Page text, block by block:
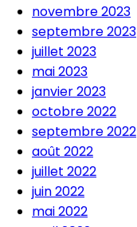
novembre 2023
septembre 2023
juillet 2023
mai 2023
janvier 2023
octobre 2022
septembre 2022
août 2022
juillet 2022
juin 2022
mai 2022